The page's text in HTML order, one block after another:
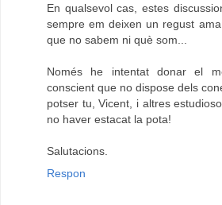
En qualsevol cas, estes
sempre em deixen un regust
que no sabem ni què som...
Només he intentat donar el
conscient que no dispose dels
potser tu, Vicent, i altres
no haver estacat la pota!
Salutacions.
Respon